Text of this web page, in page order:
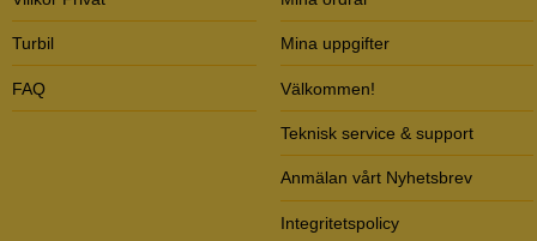
Turbil
FAQ
Mina uppgifter
Välkommen!
Teknisk service & support
Anmälan vårt Nyhetsbrev
Integritetspolicy